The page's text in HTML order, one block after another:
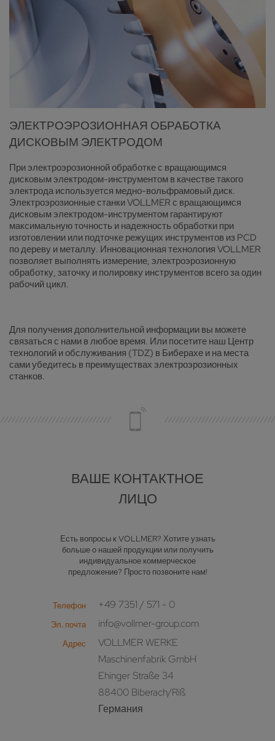
ЭЛЕКТРОЭРОЗИОННАЯ ОБРАБОТКА
ДИСКОВЫМ ЭЛЕКТРОДОМ
При электроэрозионной обработке с вращающимся
дисковым электродом-инструментом в качестве такого
электрода используется медно-вольфрамовый диск.
Электроэрозионные станки VOLLMER с вращающимся
дисковым электродом-инструментом гарантируют
максимальную точность и надежность обработки при
изготовлении или подточке режущих инструментов из PCD
по дереву и металлу. Инновационная технология VOLLMER
позволяет выполнять измерение, электроэрозионную
обработку, заточку и полировку инструментов всего за один
рабочий цикл.
Для получения дополнительной информации вы можете
связаться с нами в любое время. Или посетите наш Центр
технологий и обслуживания (TDZ) в Биберахе и на места
сами убедитесь в преимуществах электроэрозионных
станков.
ВАШЕ КОНТАКТНОЕ
ЛИЦО
Есть вопросы к VOLLMER? Хотите узнать
больше о нашей продукции или получить
индивидуальное коммерческое
предложение? Просто позвоните нам!
Телефон +49 7351 / 571 - 0
Эл. почта info@vollmer-group.com
Адрес
VOLLMER WERKE
Maschinenfabrik GmbH
Ehinger Straße 34
88400 Biberach/Riß
Германия